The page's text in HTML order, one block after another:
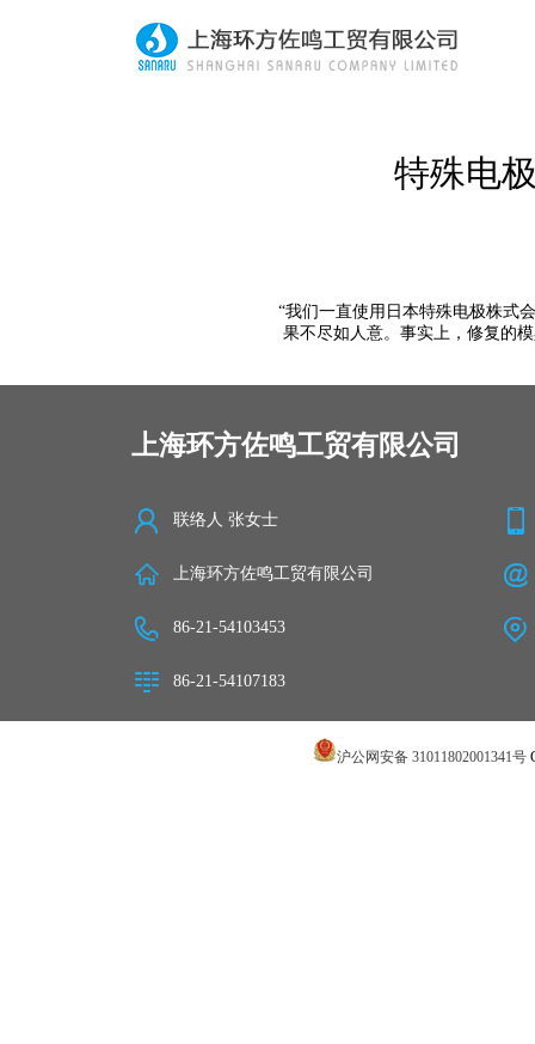
特殊电
“我们一直使用日本特殊电极株式
果不尽如人意。事实上，修复的
上海环方佐鸣工贸有限公司
联络人 张女士
上海环方佐鸣工贸有限公司
86-21-54103453
86-21-54107183
沪公网安备 31011802001341号